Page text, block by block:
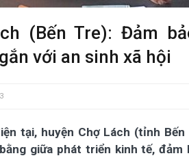
(Bến Tre): Đảm
với an sinh xã hội
tại, huyện Chợ Lách (tỉnh
giữa phát triển kinh tế,